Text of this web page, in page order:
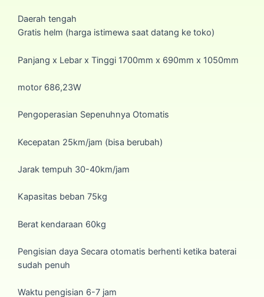
Daerah tengah
Gratis helm (harga istimewa saat datang ke toko)
Panjang x Lebar x Tinggi 1700mm x 690mm x 1050mm
motor 686,23W
Pengoperasian Sepenuhnya Otomatis
Kecepatan 25km/jam (bisa berubah)
Jarak tempuh 30-40km/jam
Kapasitas beban 75kg
Berat kendaraan 60kg
Pengisian daya Secara otomatis berhenti ketika baterai
sudah penuh
Waktu pengisian 6-7 jam